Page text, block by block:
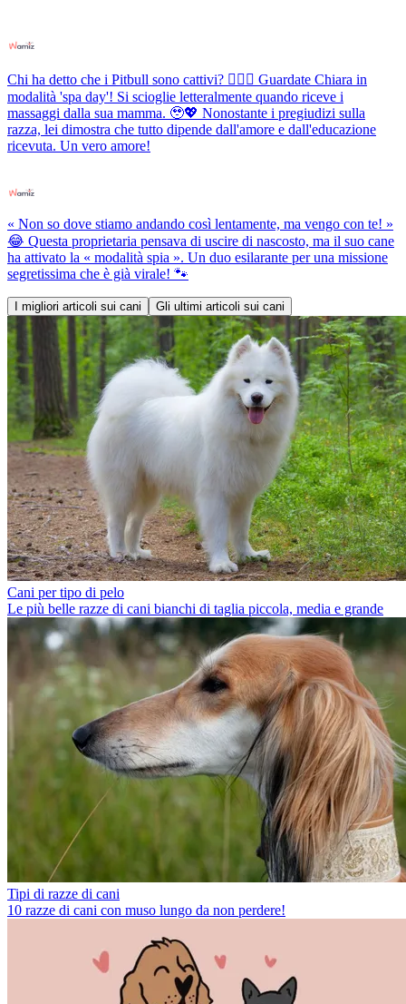
Chi ha detto che i Pitbull sono cattivi? 💆‍♀️✨ Guardate Chiara in
modalità 'spa day'! Si scioglie letteralmente quando riceve i
massaggi dalla sua mamma. 🥹💖 Nonostante i pregiudizi sulla
razza, lei dimostra che tutto dipende dall'amore e dall'educazione
ricevuta. Un vero amore!
« Non so dove stiamo andando così lentamente, ma vengo con te! »
😂 Questa proprietaria pensava di uscire di nascosto, ma il suo cane
ha attivato la « modalità spia ». Un duo esilarante per una missione
segretissima che è già virale! 🐾
I migliori articoli sui cani Gli ultimi articoli sui cani
Cani per tipo di pelo
Le più belle razze di cani bianchi di taglia piccola, media e grande
Tipi di razze di cani
10 razze di cani con muso lungo da non perdere!